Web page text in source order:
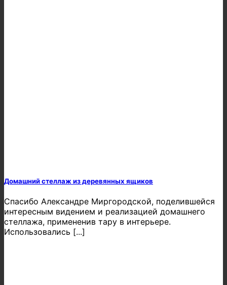
Домашний стеллаж из деревянных ящиков
Спасибо Александре Миргородской, поделившейся
интересным видением и реализацией домашнего
стеллажа, примененив тару в интерьере.
Использовались [...]